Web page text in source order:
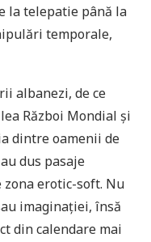
la telepatie până la
temporale,
albanezi, de ce
Război Mondial și
dintre oamenii de
dus pasaje
erotic-soft. Nu
imaginației, însă
din calendare mai